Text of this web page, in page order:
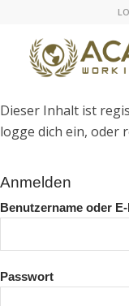
Dieser Inhalt ist
logge dich ein, oder
Anmelden
Benutzername oder
Passwort